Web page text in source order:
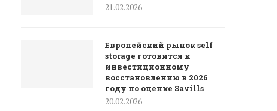
21.02.2026
Европейский рынок self
storage готовится к
инвестиционному
восстановлению в 2026
году по оценке Savills
20.02.2026